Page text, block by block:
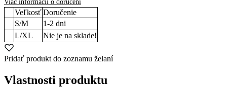
Viac informácií o doručení
VeľkosťDoručenie
S/M
1-2 dni
L/XL
Nie je na sklade!
Pridať produkt do zoznamu želaní
Vlastnosti produktu